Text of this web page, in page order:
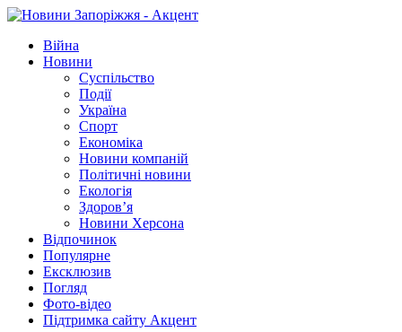
Війна
Новини
Суспільство
Події
Україна
Спорт
Економіка
Новини компаній
Політичні новини
Екологія
Здоров’я
Новини Херсона
Відпочинок
Популярне
Ексклюзив
Погляд
Фото-відео
Підтримка сайту Акцент